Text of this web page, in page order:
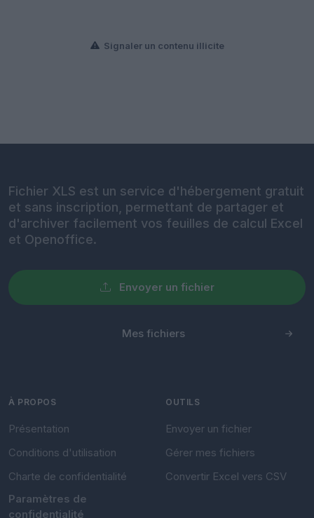
Signaler un contenu illicite
Fichier XLS est un service d'hébergement gratuit
et sans inscription, permettant de partager et
d'archiver facilement vos feuilles de calcul Excel
et Openoffice.
Envoyer un fichier
Mes fichiers
À PROPOS
Présentation
Conditions d'utilisation
Charte de confidentialité
Paramètres de
confidentialité
OUTILS
Envoyer un fichier
Gérer mes fichiers
Convertir Excel vers CSV